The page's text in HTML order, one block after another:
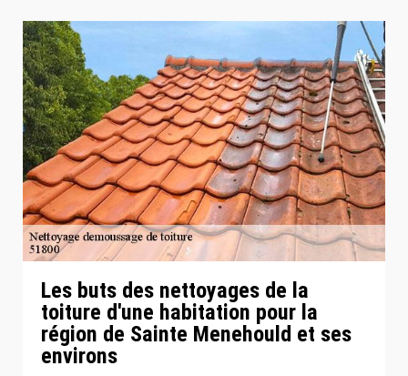
Les buts des nettoyages de la
toiture d'une habitation pour la
région de Sainte Menehould et ses
environs